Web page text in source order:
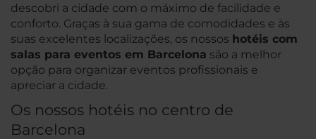
descobri a cidade com o máximo de facilidade e
conforto. Graças à sua gama de comodidades e às
suas excelentes localizações, os nossos hotéis com
salas para eventos em Barcelona são a melhor
opção para organizar eventos profissionais e
apreciar a cidade.
Os nossos hotéis no centro de
Barcelona